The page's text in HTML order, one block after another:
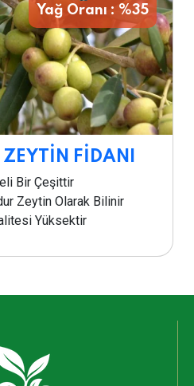
Yağ Oranı : %35
FİDANI
Bir Çeşittir
Zeytin Olarak Bilinir
Yüksektir